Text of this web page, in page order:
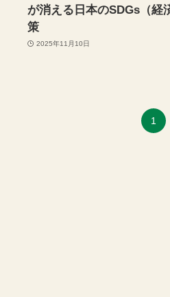
が消える日本のSDGs（経
策
2025年11月10日
1